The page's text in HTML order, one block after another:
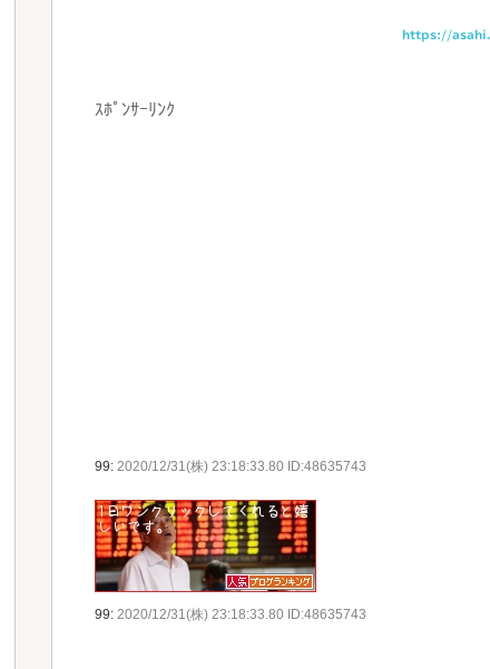
https://
ｽﾎﾟﾝｻｰﾘﾝｸ
99: 2020/12/31(株) 23:18:33.80 ID:48635743
99: 2020/12/31(株) 23:18:33.80 ID:48635743